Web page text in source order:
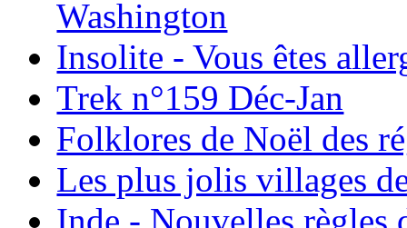
Washington
Insolite - Vous êtes
Trek n°159 Déc-Jan
Folklores de Noël des
Les plus jolis villages
Inde - Nouvelles règles